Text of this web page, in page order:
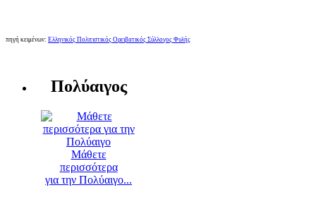
πηγή κειμένων: Ελληνικός Πολιτιστικός Ορειβατικός Σύλλογος Φυλής
Πολύαιγος
Μάθετε
περισσότερα
για την Πολύαιγο...